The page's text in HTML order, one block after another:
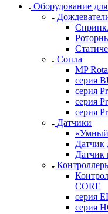
Оборудование
Сопла
MP
серия
серия
серия
серия
Датчики
Датчик
Датчик
CORE
серия
серия